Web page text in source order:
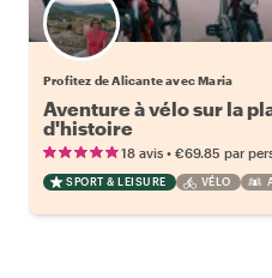
Profitez de Alicante avec Maria
Aventure à vélo sur la
d'histoire
18 avis • €69.85 par
SPORT & LEISURE VÉLO